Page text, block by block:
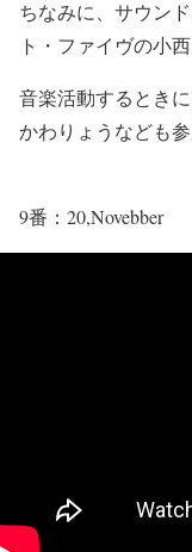
ちなみに、サウン
ト・ファイヴの小
音楽活動するとき
かわりょうなども
9番：20,Novebber